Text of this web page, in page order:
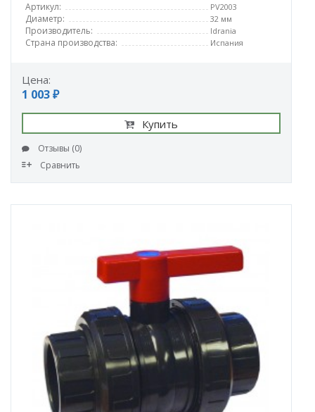
Артикул: PV2003
Диаметр: 32 мм
Производитель: Idrania
Страна производства: Испания
Цена:
1 003 ₽
Купить
Отзывы (0)
Сравнить